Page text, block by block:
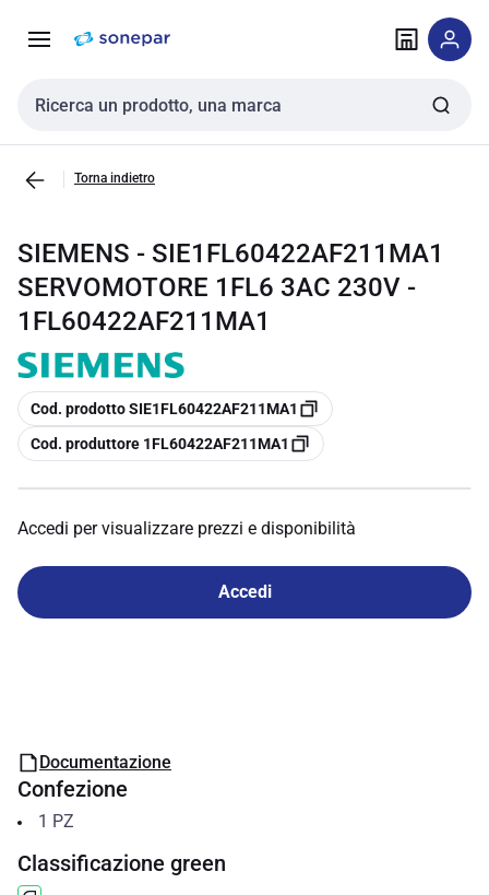
navigazione alla
Cerca input
Torna indietro
SIEMENS - SIE1FL60422AF211MA1
SERVOMOTORE 1FL6 3AC 230V -
1FL60422AF211MA1
copia
Cod. prodotto SIE1FL60422AF211MA1
copia
Cod. produttore 1FL60422AF211MA1
Accedi per visualizzare prezzi e disponibilità
Accedi
Documentazione
Confezione
1 PZ
Classificazione green